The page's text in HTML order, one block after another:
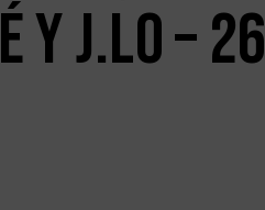
y J.LO – 26